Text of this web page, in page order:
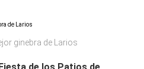
ginebra de Larios